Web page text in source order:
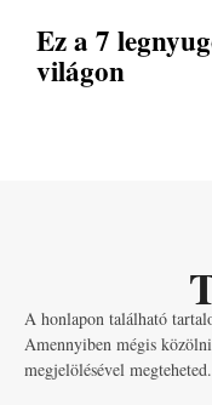
Ez a 7
világon
A honlapon található
Amennyiben mégis
megjelölésével megteheted.